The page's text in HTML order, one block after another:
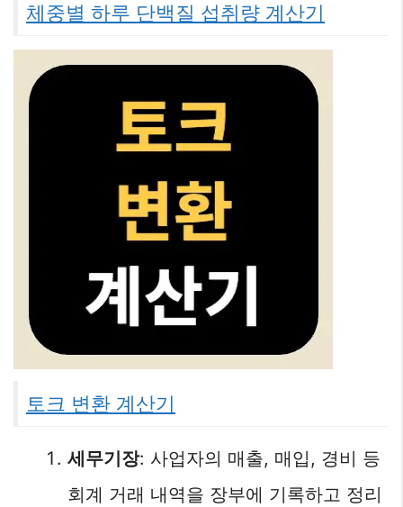
체중별 하루 단백질 섭취량 계산기
토크 변환 계산기
세무기장: 사업자의 매출, 매입, 경비 등
회계 거래 내역을 장부에 기록하고 정리